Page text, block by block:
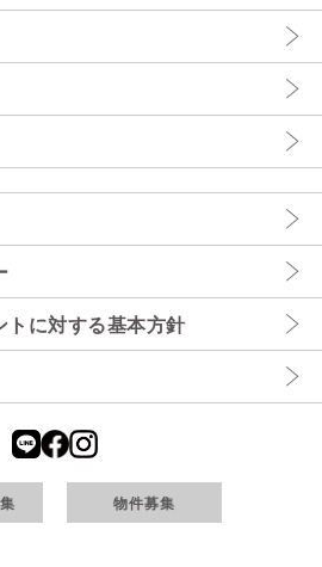
トに対する基本方針
物件募集